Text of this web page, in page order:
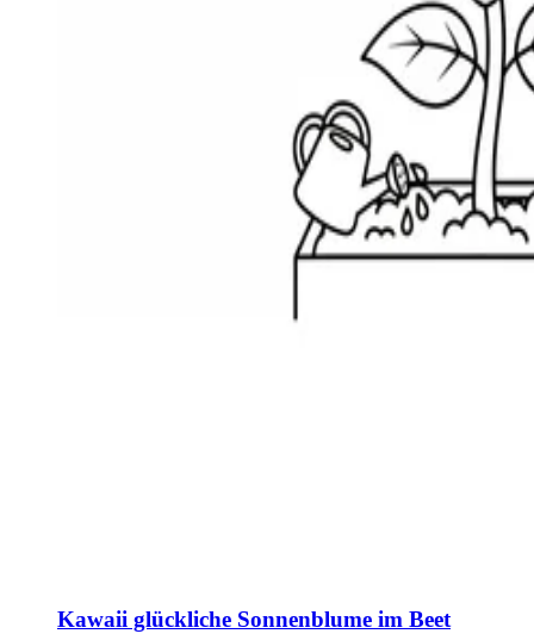
Kawaii glückliche Sonnenblume im Beet